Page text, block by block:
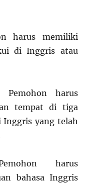
harus memiliki
di Inggris atau
Pemohon harus
tempat di tiga
Inggris yang telah
harus
bahasa Inggris